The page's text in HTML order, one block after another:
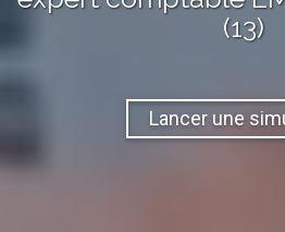
(13)
Lancer une